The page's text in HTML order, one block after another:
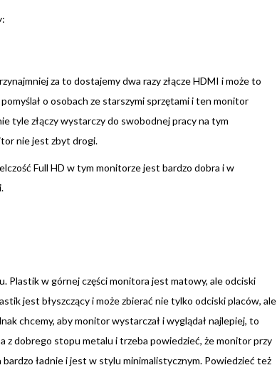
za to dostajemy dwa razy złącze HDMI i może to
o osobach ze starszymi sprzętami i ten monitor
tyle złączy wystarczy do swobodnej pracy na tym
nie jest zbyt drogi.
Full HD w tym monitorze jest bardzo dobra i w
Plastik w górnej części monitora jest matowy, ale odciski
jest błyszczący i może zbierać nie tylko odciski placów, ale
chcemy, aby monitor wystarczał i wyglądał najlepiej, to
z dobrego stopu metalu i trzeba powiedzieć, że monitor przy
ładnie i jest w stylu minimalistycznym. Powiedzieć też